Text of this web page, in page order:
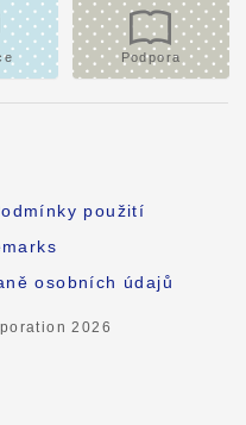
Podpora
použití
osobních údajů
2026